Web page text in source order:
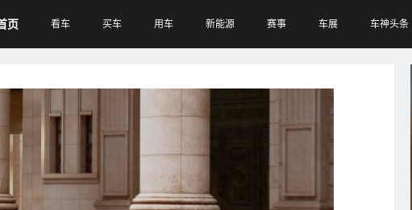
页 看车 买车 用车 新能源 赛事 车展 车神头条